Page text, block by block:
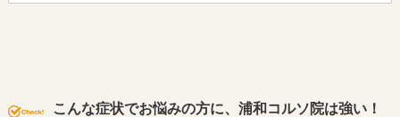
こんな症状でお悩みの方に、浦和コルソ院は強い！